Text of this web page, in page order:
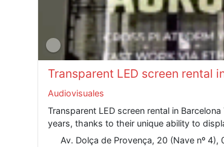
Transparent LED screen rental
Audiovisuales
Transparent LED screen rental in
years, thanks to their unique ability to
Av. Dolça de Provença, 20 (Nave nº